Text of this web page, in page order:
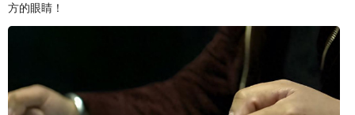
方的眼睛！